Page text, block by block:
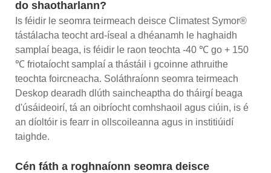
do shaotharlann?
Is féidir le seomra teirmeach deisce Climatest Symor®
tástálacha teocht ard-íseal a dhéanamh le haghaidh
samplaí beaga, is féidir le raon teochta -40 ℃ go + 150
℃ friotaíocht samplaí a thástáil i gcoinne athruithe
teochta foircneacha. Soláthraíonn seomra teirmeach
Deskop dearadh dlúth saincheaptha do tháirgí beaga
d'úsáideoirí, tá an oibríocht comhshaoil ​​agus ciúin, is é
an díoltóir is fearr in ollscoileanna agus in institiúidí
taighde.
Cén fáth a roghnaíonn seomra deisce